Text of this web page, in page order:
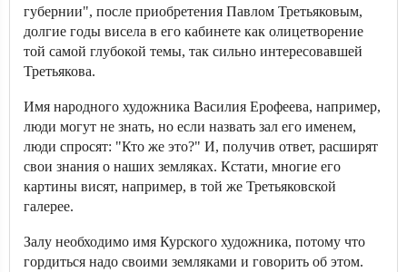
губернии", после приобретения Павлом Третьяковым,
долгие годы висела в его кабинете как олицетворение
той самой глубокой темы, так сильно интересовавшей
Третьякова.
Имя народного художника Василия Ерофеева, например,
люди могут не знать, но если назвать зал его именем,
люди спросят: "Кто же это?" И, получив ответ, расширят
свои знания о наших земляках. Кстати, многие его
картины висят, например, в той же Третьяковской
галерее.
Залу необходимо имя Курского художника, потому что
гордиться надо своими земляками и говорить об этом.